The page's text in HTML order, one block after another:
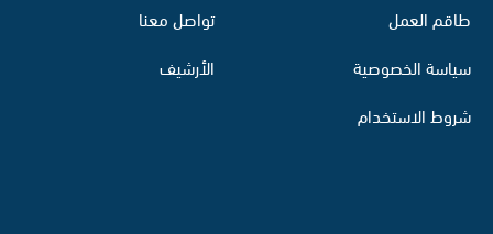
طاقم العمل
سياسة الخصوصية
شروط الاستخدام
تواصل معنا
الأرشيف